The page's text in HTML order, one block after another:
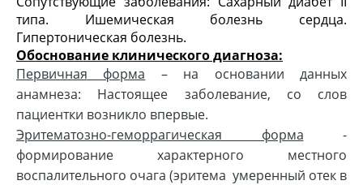
типа. Ишемическая болезнь сердца.
Гипертоническая болезнь.
Обоснование клинического диагноза:
Первичная форма – на основании данных
анамнеза: Настоящее заболевание, со слов
пациентки возникло впервые.
Эритематозно-геморрагическая форма -
формирование характерного местного
воспалительного очага (эритема умеренный отек в